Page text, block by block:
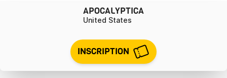
APOCALYPTICA
United States
INSCRIPTION